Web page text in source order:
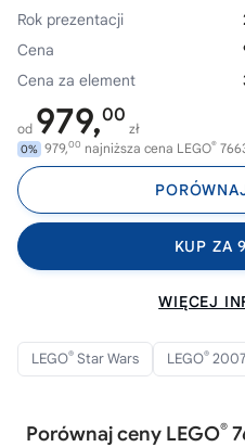
Rok prezentacji
Cena
Cena za element
od 979,00
zł
0% 979,00 najniższa cena LEGO®
KUP ZA
WIĘCEJ
LEGO® Star Wars LEGO® 2007
Porównaj ceny LEGO®